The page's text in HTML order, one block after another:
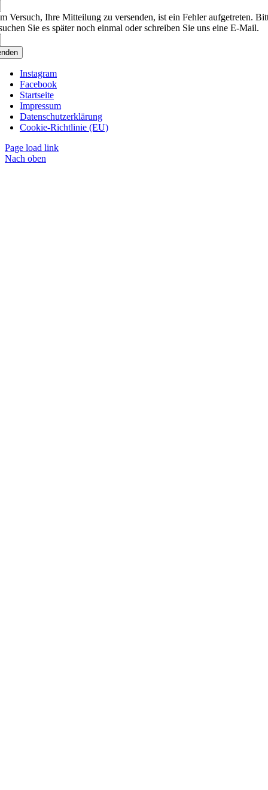
Versuch, Ihre Mitteilung zu versenden, ist ein Fehler aufgetreten.
Sie es später noch einmal oder schreiben Sie uns eine E-Mail.
Instagram
Facebook
Startseite
Impressum
Datenschutzerklärung
Cookie-Richtlinie (EU)
Page load link
Nach oben